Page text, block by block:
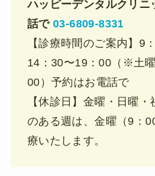
ハッピーデンタルクリニ
話で 03-6809-8331
【診療時間のご案内】9
14：30〜19：00（※土曜
00）予約はお電話で
【休診日】金曜・日曜
のある週は、金曜（9：
療いたします。